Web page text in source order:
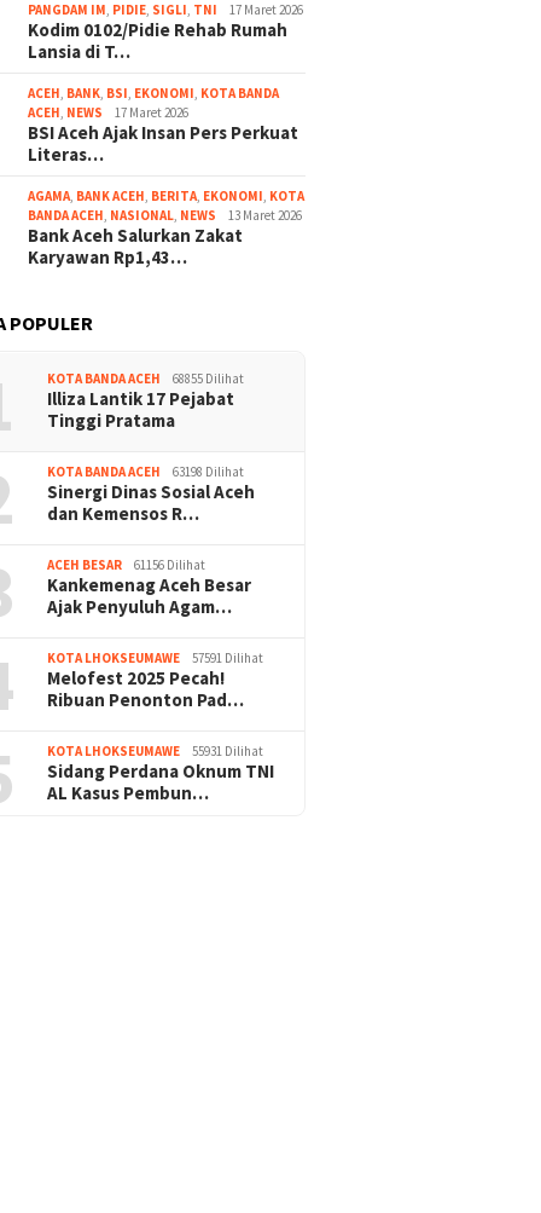
PANGDAM IM, PIDIE, SIGLI, TNI 17 Maret 2026
Kodim 0102/Pidie Rehab Rumah
Lansia di T…
ACEH, BANK, BSI, EKONOMI, KOTA BANDA
ACEH, NEWS 17 Maret 2026
BSI Aceh Ajak Insan Pers Perkuat
Literas…
AGAMA, BANK ACEH, BERITA, EKONOMI, KOTA
BANDA ACEH, NASIONAL, NEWS 13 Maret 2026
Bank Aceh Salurkan Zakat
Karyawan Rp1,43…
POPULER
KOTA BANDA ACEH 68855 Dilihat
Illiza Lantik 17 Pejabat
Tinggi Pratama
KOTA BANDA ACEH 63198 Dilihat
Sinergi Dinas Sosial Aceh
dan Kemensos R…
ACEH BESAR 61156 Dilihat
Kankemenag Aceh Besar
Ajak Penyuluh Agam…
KOTA LHOKSEUMAWE 57591 Dilihat
Melofest 2025 Pecah!
Ribuan Penonton Pad…
KOTA LHOKSEUMAWE 55931 Dilihat
Sidang Perdana Oknum TNI
AL Kasus Pembun…